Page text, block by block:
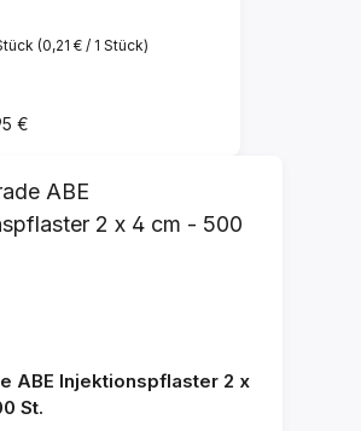
(0,21 € / 1 Stück)
Preis:
€
ABE Injektionspflaster 2 x
St.